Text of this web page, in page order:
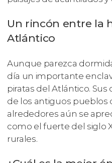
Un rincón entre la
Atlántico
Aunque parezca
día un importante
piratas del Atlántico. Sus
de los antiguos pueblos
alrededores aún se
como el fuerte del siglo
rurales.